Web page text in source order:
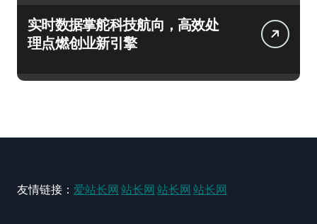
实时数据掌舵科技航向，高效处
理点燃创业新引擎
友情链接： 爱站长网 站长网 站长网 站长网